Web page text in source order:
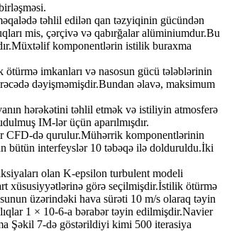
təhlil edilən qan təzyiqinin gücündən
mis, çərçivə və qabırğalar alüminiumdur.Bu
komponentlərin istilik buraxma
imkanları və nasosun gücü tələblərinin
dəyişməmişdir.Bundan əlavə, maksimum
hərəkətini təhlil etmək və istiliyin atmosferə
IM-lər üçün aparılmışdır.
CFD-də qurulur.Mühərrik komponentlərinin
bütün interfeyslər 10 təbəqə ilə dolduruldu.İki
olan K-epsilon turbulent modeli
xüsusiyyətlərinə görə seçilmişdir.İstilik ötürmə
üzərindəki hava sürəti 10 m/s olaraq təyin
1 × 10-6-a bərabər təyin edilmişdir.Navier
Şəkil 7-də göstərildiyi kimi 500 iterasiya